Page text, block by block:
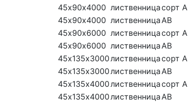
45х90х4000 лиственницасорт А
45х90х4000 лиственницаАВ
45х90х6000 лиственницасорт А
45х90х6000 лиственницаАВ
45х135х3000лиственницасорт А
45х135х3000лиственницаАВ
45х135х4000лиственницасорт А
45х135х4000лиственницаАВ